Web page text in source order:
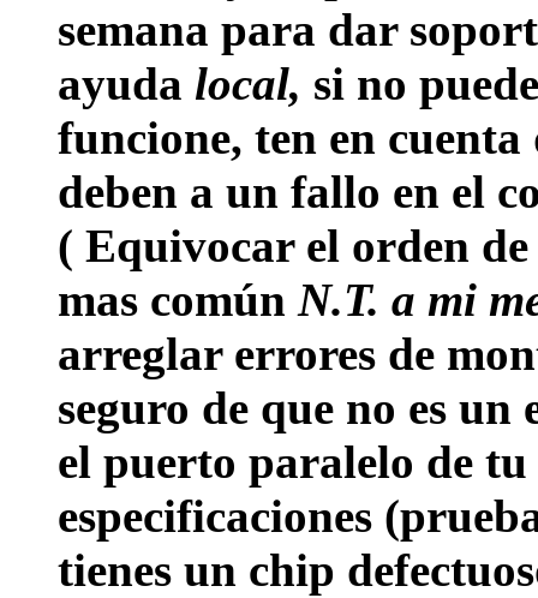
semana para dar
ayuda local, si no
funcione, ten en
deben a un fallo en el
( Equivocar el orden
mas común N.T. a mi
arreglar errores de
seguro de que no es un
el puerto paralelo de
especificaciones
tienes un chip